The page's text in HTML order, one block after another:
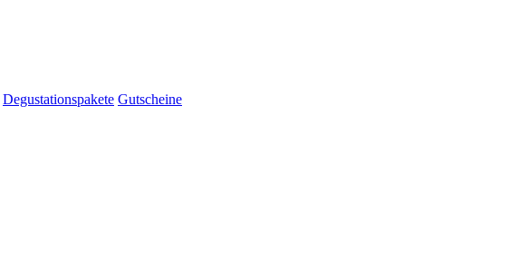
Degustationspakete Gutscheine